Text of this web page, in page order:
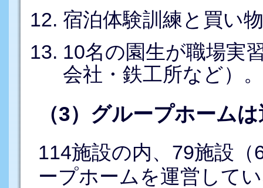
宿泊体験訓練と買い
10名の園生が職場実
会社・鉄工所など）
（3）グループホーム
114施設の内、79施設
ープホームを運営して